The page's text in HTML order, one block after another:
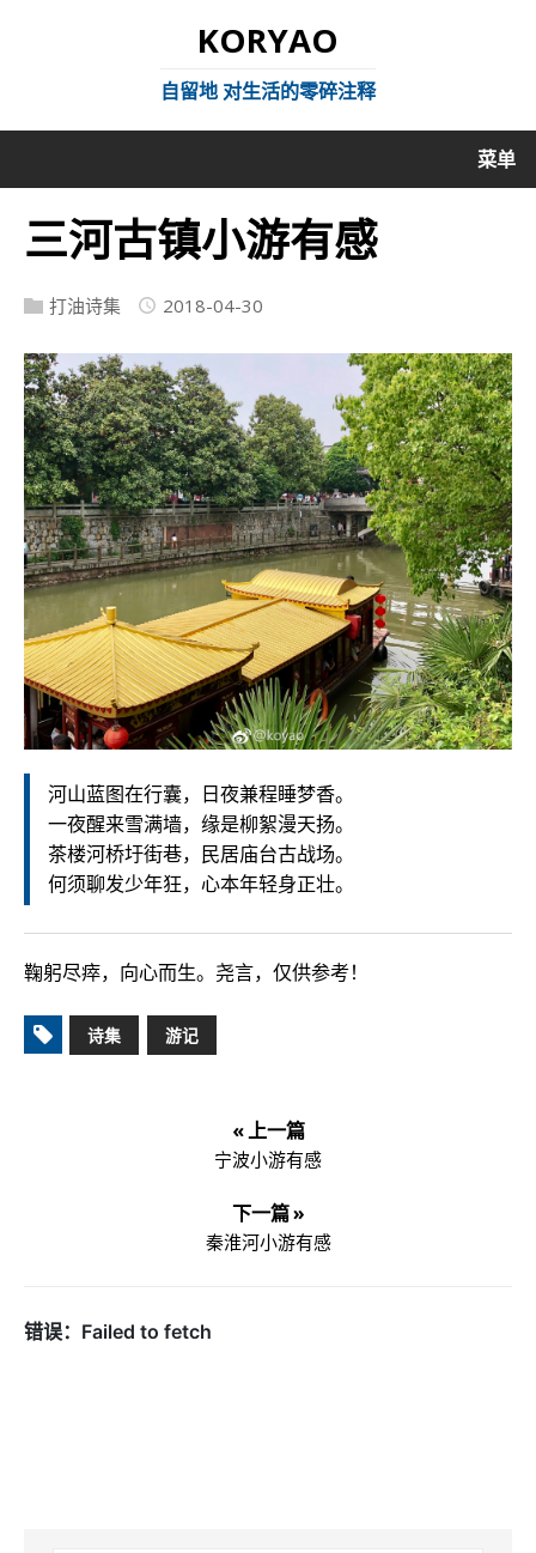
KORYAO
自留地 对生活的零碎注释
菜单
三河古镇小游有感
打油诗集 2018-04-30
河山蓝图在行囊，日夜兼程睡梦香。
一夜醒来雪满墙，缘是柳絮漫天扬。
茶楼河桥圩街巷，民居庙台古战场。
何须聊发少年狂，心本年轻身正壮。
鞠躬尽瘁，向心而生。尧言，仅供参考！
诗集 游记
« 上一篇
宁波小游有感
下一篇 »
秦淮河小游有感